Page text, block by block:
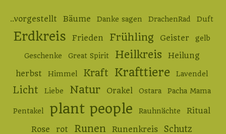
..vorgestellt Bäume Danke sagen DrachenRad Duft
Erdkreis Frieden Frühling Geister gelb
Geschenke Great Spirit Heilkreis
Heilung
herbst
Himmel Kraft Krafttiere Lavendel
Licht Liebe Natur Orakel Ostara Pacha Mama
Pentakel plant people Rauhnächte Ritual
Rose rot Runen Runenkreis Schutz